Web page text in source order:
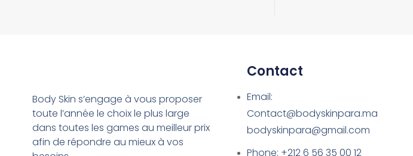
Body Skin s’engage à vous proposer
toute l’année le choix le plus large
dans toutes les games au meilleur prix
afin de répondre au mieux à vos
Contact
Email:
Contact@bodyskinpara.ma
bodyskinpara@gmail.com
Phone: +212 6 56 35 00 12